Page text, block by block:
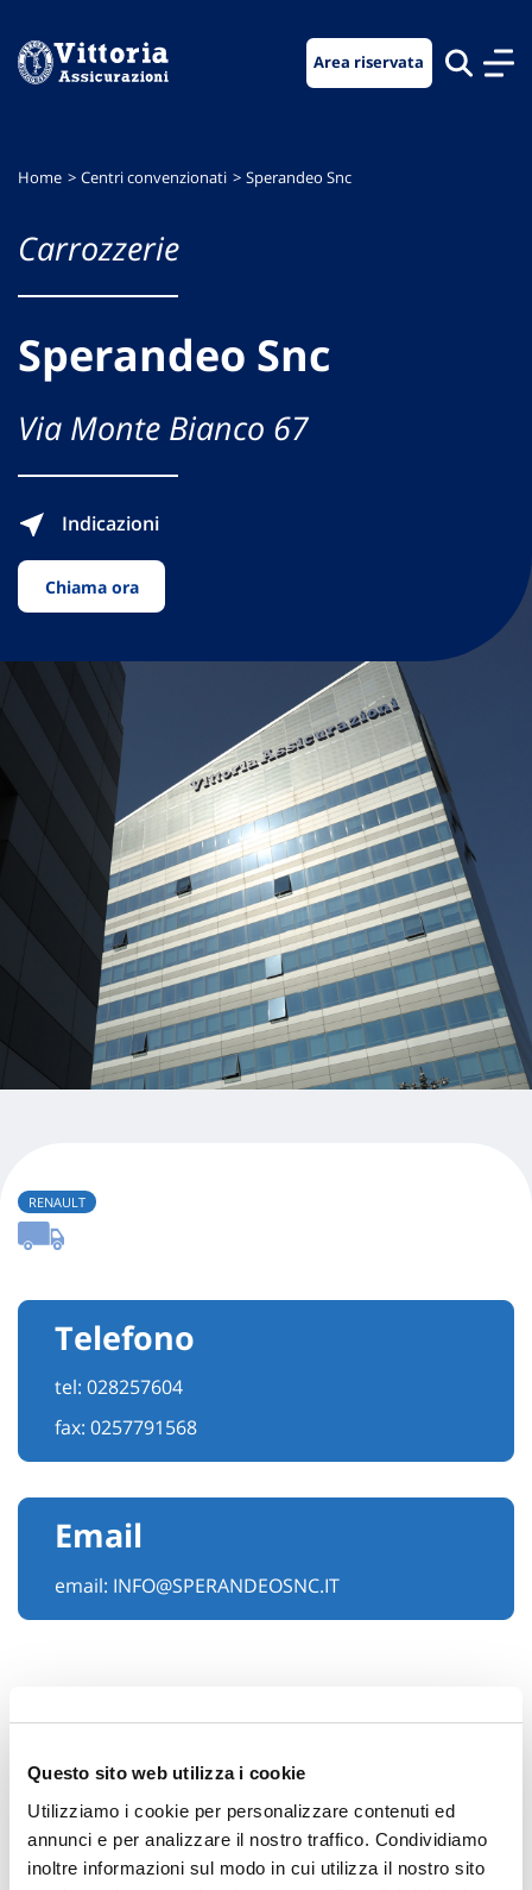
Questo sito web utilizza i cookie
Utilizziamo i cookie per personalizzare contenuti ed
annunci e per analizzare il nostro traffico. Condividiamo
inoltre informazioni sul modo in cui utilizza il nostro sito
menu
contenuto
footer
Area riservata
Home Centri convenzionati Sperandeo Snc
Carrozzerie
Sperandeo Snc
Via Monte Bianco 67
Indicazioni
Chiama ora
RENAULT
Telefono
tel: 028257604
fax: 0257791568
Email
email: INFO@SPERANDEOSNC.IT